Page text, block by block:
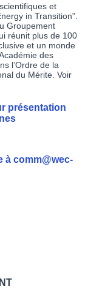
et
in Transition".
Groupement
réunit plus de 100
et un monde
des
l’Ordre de la
du Mérite. Voir
présentation
à comm@wec-